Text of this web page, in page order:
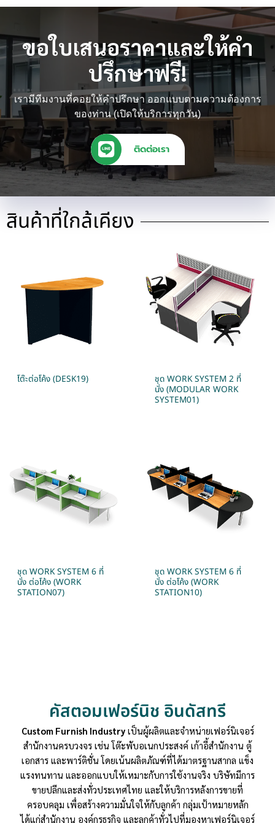
ขอใบเสนอราคาและให้คำ
ปรึกษาฟรี!
เรามีทีมงานที่คอยให้คำปรึกษา ออกแบบตามความต้องการ
ของท่าน (เปิดให้บริการทุกวัน)
ติดต่อเรา
สินค้าที่ใกล้เคียง
โต๊ะต่อโค้ง (DESK19)
ชุด WORK SYSTEM 2 ที่
นั่ง (MODULAR WORK
SYSTEM01)
ชุด WORK SYSTEM 6 ที่
นั่ง ต่อโค้ง (WORK
STATION07)
ชุด WORK SYSTEM 6 ที่
นั่ง ต่อโค้ง (WORK
STATION10)
คัสตอมเฟอร์นิช อินดัสทรี
Custom Furnish Industryเป็นผู้ผลิตและจำหน่ายเฟอร์นิเจอร์
สำนักงานครบวงจร เช่น โต๊ะพับอเนกประสงค์ เก้าอี้สำนักงาน ตู้
เอกสาร และพาร์ติชั่น โดยเน้นผลิตภัณฑ์ที่ได้มาตรฐานสากล แข็ง
แรงทนทาน และออกแบบให้เหมาะกับการใช้งานจริง บริษัทมีการ
ขายปลีกและส่งทั่วประเทศไทย และให้บริการหลังการขายที่
ครอบคลุม เพื่อสร้างความมั่นใจให้กับลูกค้า กลุ่มเป้าหมายหลัก
ได้แก่สำนักงาน องค์กรธุรกิจ และลูกค้าทั่วไปที่มองหาเฟอร์นิเจอร์